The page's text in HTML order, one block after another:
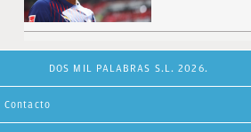
DOS MIL PALABRAS S.L. 2026.
Contacto